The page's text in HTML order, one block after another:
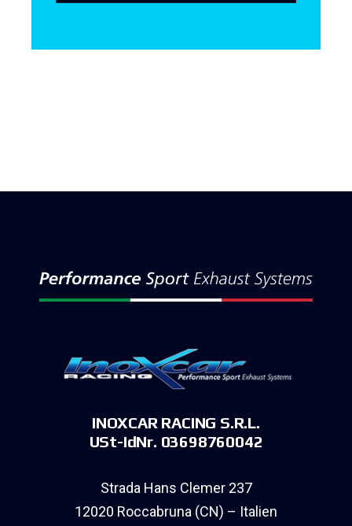
INOXCAR RACING S.R.L.
USt-IdNr. 03698760042
Strada Hans Clemer 237
12020 Roccabruna (CN) – Italien